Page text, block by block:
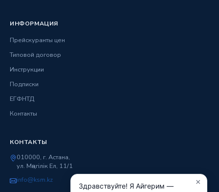
ИНФОРМАЦИЯ
Прейскуранты цен
Типовой договор
Инструкции
Подписки
ЕГФНТД
Контакты
КОНТАКТЫ
010000, г. Астана,
ул. Мәңгілік Ел, 11/1
info@ksm.kz
×
Здравствуйте! Я Айгерим —